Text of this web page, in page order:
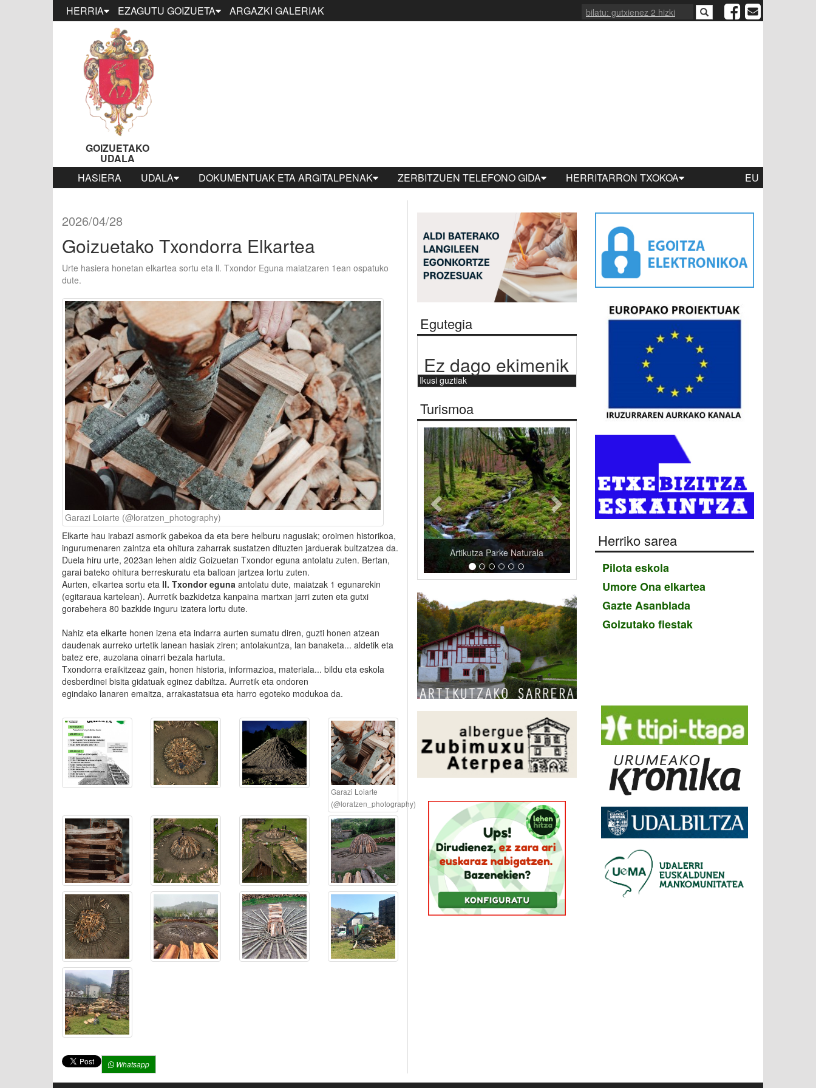
HERRIA EZAGUTU GOIZUETA ARGAZKI GALERIAK
GOIZUETAKO
UDALA
HASIERA
UDALA DOKUMENTUAK ETA ARGITALPENAK ZERBITZUEN TELEFONO GIDA HERRITARRON TXOKOA EU
2026/04/28
Goizuetako Txondorra Elkartea
Urte hasiera honetan elkartea sortu eta ll. Txondor Eguna maiatzaren 1ean ospatuko
dute.
Garazi Loiarte (@loratzen_photography)
Elkarte hau irabazi asmorik gabekoa da eta bere helburu nagusiak; oroimen historikoa,
ingurumenaren zaintza eta ohitura zaharrak sustatzen dituzten jarduerak bultzatzea da.
Duela hiru urte, 2023an lehen aldiz Goizuetan Txondor eguna antolatu zuten. Bertan,
garai bateko ohitura berreskuratu eta balioan jartzea lortu zuten.
Aurten, elkartea sortu eta ll. Txondor eguna antolatu dute, maiatzak 1 egunarekin
(egitaraua kartelean). Aurretik bazkidetza kanpaina martxan jarri zuten eta gutxi
gorabehera 80 bazkide inguru izatera lortu dute.
Nahiz eta elkarte honen izena eta indarra aurten sumatu diren, guzti honen atzean
daudenak aurreko urtetik lanean hasiak ziren; antolakuntza, lan banaketa... aldetik eta
batez ere, auzolana oinarri bezala hartuta.
Txondorra eraikitzeaz gain, honen historia, informazioa, materiala... bildu eta eskola
desberdinei bisita gidatuak eginez dabiltza. Aurretik eta ondoren
egindako lanaren emaitza, arrakastatsua eta harro egoteko modukoa da.
Garazi Loiarte
(@loratzen_photography)
Whatsapp
Egutegia
Ez dago ekimenik
Ikusi guztiak
Turismoa
Artikutza Parke Naturala
Aurrekoa Hurrengoa
Herriko sarea
Pilota eskola
Umore Ona elkartea
Gazte Asanblada
Goizutako fiestak